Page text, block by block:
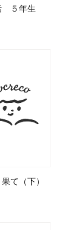
５年生
て（下）